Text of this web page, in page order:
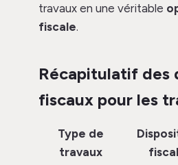
travaux en une véritable
fiscale.
Récapitulatif des
fiscaux pour les
Type de
travaux
fiscal